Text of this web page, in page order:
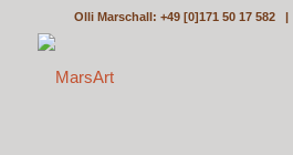
Olli Marschall: +49 [0]171 50 17 582 |